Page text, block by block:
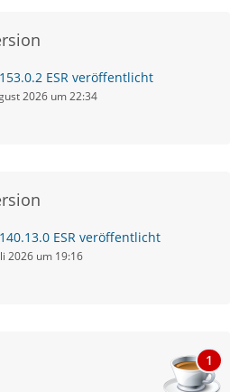
ESR veröffentlicht
2026 um 22:34
ESR veröffentlicht
2026 um 19:16
1